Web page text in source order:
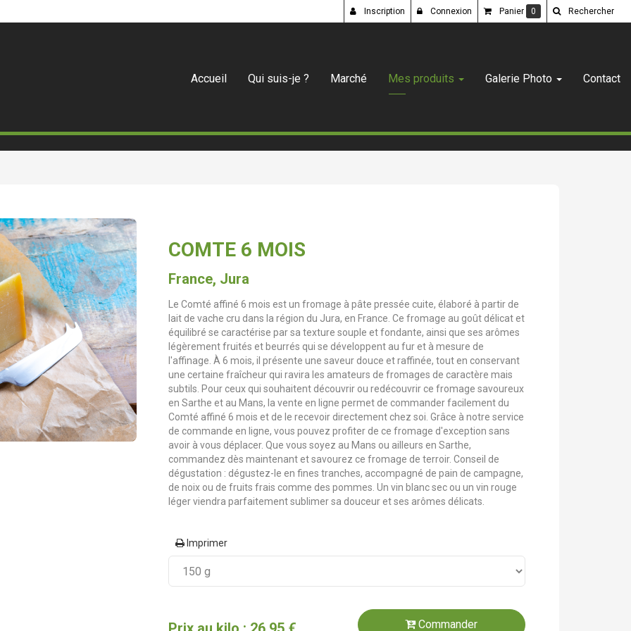
Accueil Qui suis-je ? Marché Mes produits Galerie Photo Contact
COMTE 6 MOIS
France, Jura
Le Comté affiné 6 mois est un fromage à pâte pressée cuite, élaboré à partir de
lait de vache cru dans la région du Jura, en France. Ce fromage au goût délicat et
équilibré se caractérise par sa texture souple et fondante, ainsi que ses arômes
légèrement fruités et beurrés qui se développent au fur et à mesure de
l'affinage. À 6 mois, il présente une saveur douce et raffinée, tout en conservant
une certaine fraîcheur qui ravira les amateurs de fromages de caractère mais
subtils. Pour ceux qui souhaitent découvrir ou redécouvrir ce fromage savoureux
en Sarthe et au Mans, la vente en ligne permet de commander facilement du
Comté affiné 6 mois et de le recevoir directement chez soi. Grâce à notre service
de commande en ligne, vous pouvez profiter de ce fromage d'exception sans
avoir à vous déplacer. Que vous soyez au Mans ou ailleurs en Sarthe,
commandez dès maintenant et savourez ce fromage de terroir. Conseil de
dégustation : dégustez-le en fines tranches, accompagné de pain de campagne,
de noix ou de fruits frais comme des pommes. Un vin blanc sec ou un vin rouge
léger viendra parfaitement sublimer sa douceur et ses arômes délicats.
Imprimer
Commander
Inscription Connexion Panier 0 Rechercher